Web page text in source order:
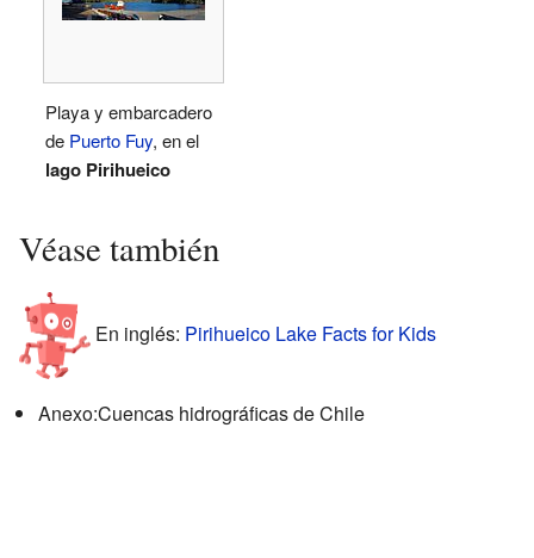
Playa y embarcadero
de Puerto Fuy, en el
lago Pirihueico
Véase también
En inglés: Pirihueico Lake Facts for Kids
Anexo:Cuencas hidrográficas de Chile